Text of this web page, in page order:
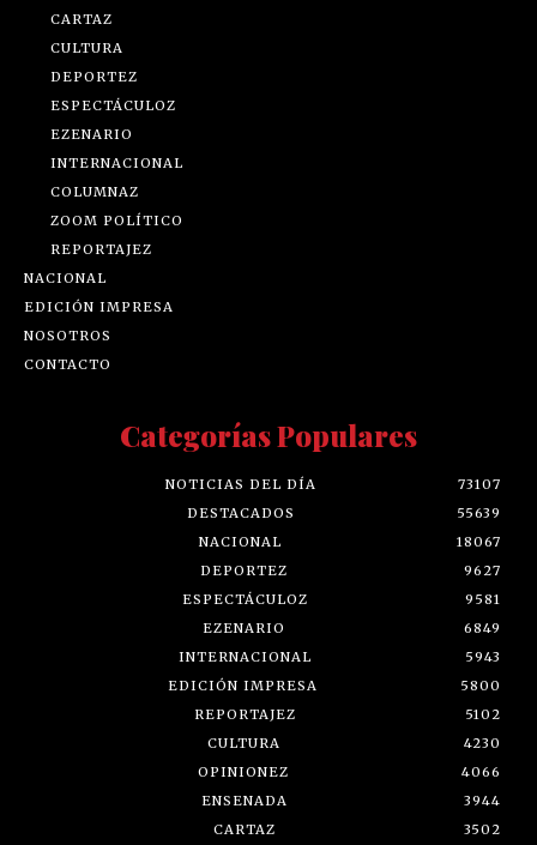
CARTAZ
CULTURA
DEPORTEZ
ESPECTÁCULOZ
EZENARIO
INTERNACIONAL
COLUMNAZ
ZOOM POLÍTICO
REPORTAJEZ
NACIONAL
EDICIÓN IMPRESA
NOSOTROS
CONTACTO
Categorías Populares
NOTICIAS DEL DÍA
73107
DESTACADOS
55639
NACIONAL
18067
DEPORTEZ
9627
ESPECTÁCULOZ
9581
EZENARIO
6849
INTERNACIONAL
5943
EDICIÓN IMPRESA
5800
REPORTAJEZ
5102
CULTURA
4230
OPINIONEZ
4066
ENSENADA
3944
CARTAZ
3502